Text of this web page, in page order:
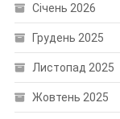
Січень 2026
Грудень 2025
Листопад 2025
Жовтень 2025